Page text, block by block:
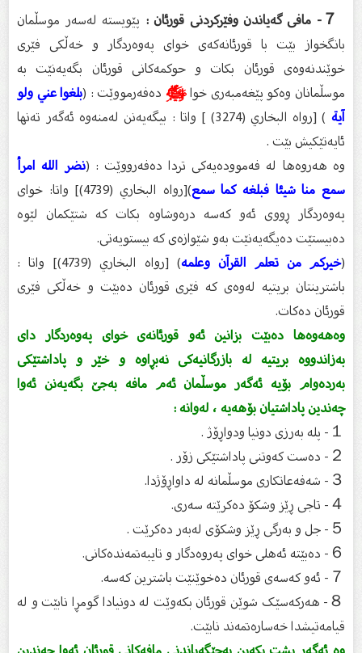
پێویستە لەسەر موسڵمان
بانگخواز بێت با قورئانەکەی خوای پەوەردگار و خەڵکی فێری
خوێندنەوەی قورئان بکات و حوکمەکانی قورئان بگەیەنێت بە
موسڵمانان وەکو پێغەمبەری خواﷺدەفەرمووێت : (بلغوا عني ولو
آية
) [رواه البخاري (3274) ] واتا : بيگەیەنن لەمنەوە ئەگەر تەنها
ئایەتێکیش بێت .
وە هەروەها لە فەموودەیەکی تردا دەفەرووێت : (نضر الله امرأ
سمع منا شيئا فبلغه كما سمع
)[رواه البخاري (4739)] واتا: خوای
پەوەردگار ڕووی ئەو کەسە درەوشاوە بکات کە شتێکمان لێوە
دەبیستێت دەیگەیەنێت بەو شێوازەی کە بیستویەتی.
خیرکم من تعلم القرآن وعلمه
) [رواه البخاري (4739)] واتا :
باشترينتان بريتيە لەوەی کە فێری قورئان دەبێت و خەڵکی فێری
قورئان دەکات.
وەهەوەها دەبێت بزانین ئەو قورئانەی خوای پەوەردگار دای
بەزاندووە بریتیە لە بازرگانیەکی نەبڕاوە و خێر و پاداشتێکی
بەردەوام بۆیە ئەگەر موسڵمان ئەم مافە بەجێ بگەیەنن ئەوا
چەندین پاداشتیان بۆهەیە ، لەوانە :
１- پلە بەرزی دونیا ودواڕۆژ .
２- دەست کەوتنی پاداشتێکی زۆر .
３- شەفەعاتکاری موسڵمانە لە داواڕۆژدا.
４- تاجی ڕێز وشکۆ دەکرێتە سەری.
５- جل و بەرگی ڕێز وشکۆی لەبەر دەکرێت .
６- دەبێتە ئەهلی خوای پەروەدگار و تایبەتمەندەکانی.
７- ئەو کەسەی قورئان دەخوێنێت باشترین کەسە.
８- هەرکەسێک شوێن قورئان بکەوێت لە دونیادا گومڕا نابێت و لە
قیامەتیشدا خەسارەتمەند نابێت.